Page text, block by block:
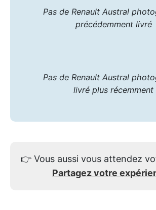
Pas de Renault Austral
précédemment livré
Pas de Renault Austral
livré plus récemment
👉Vous aussi vous attendez
Partagez votre